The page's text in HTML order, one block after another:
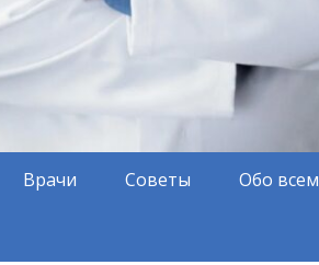
Врачи Советы Обо всем